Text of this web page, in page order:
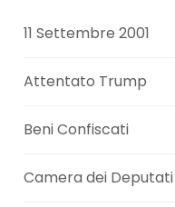
11 Settembre 2001
Attentato Trump
Beni Confiscati
Camera dei Deputati